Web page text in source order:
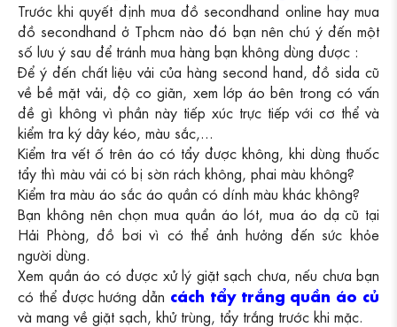
Trước khi quyết định mua đồ secondhand online hay mua
đồ secondhand ở Tphcm nào đó bạn nên chú ý đến một
số lưu ý sau để tránh mua hàng bạn không dùng được :
Để ý đến chất liệu vải của hàng second hand, đồ sida cũ
về bề mặt vải, độ co giãn, xem lớp áo bên trong có vấn
đề gì không vì phần này tiếp xúc trực tiếp với cơ thể và
kiểm tra ký dây kéo, màu sắc,...
Kiểm tra vết ố trên áo có tẩy được không, khi dùng thuốc
tẩy thì màu vải có bị sờn rách không, phai màu không?
Kiểm tra màu áo sắc áo quần có dính màu khác không?
Bạn không nên chọn mua quần áo lót, mua áo dạ cũ tại
Hải Phòng, đồ bơi vì có thể ảnh hưởng đến sức khỏe
người dùng.
Xem quần áo có được xử lý giặt sạch chưa, nếu chưa bạn
có thể được hướng dẫn cách tẩy trắng quần áo củ
và mang về giặt sạch, khử trùng, tẩy trắng trước khi mặc.